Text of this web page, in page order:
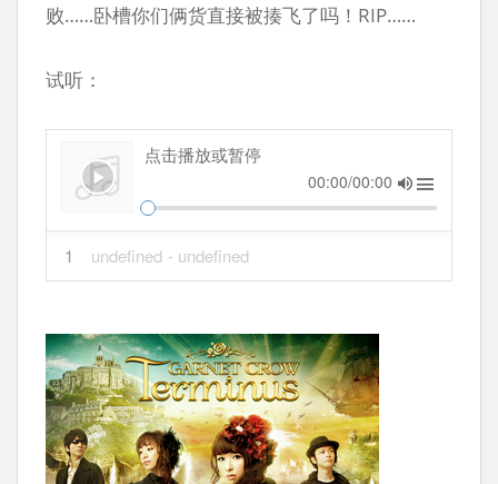
败……卧槽你们俩货直接被揍飞了吗！RIP……
试听：
点击播放或暂停
00:00/00:00
1 undefined - undefined